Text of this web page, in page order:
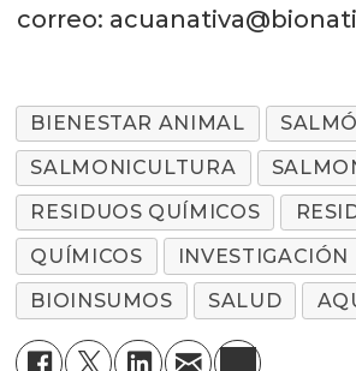
correo:
BIENESTAR ANIMAL
SALMONICULTURA
RESIDUOS QUÍMICOS
QUÍMICOS
INVESTIGACIÓN
BIOINSUMOS
SALUD